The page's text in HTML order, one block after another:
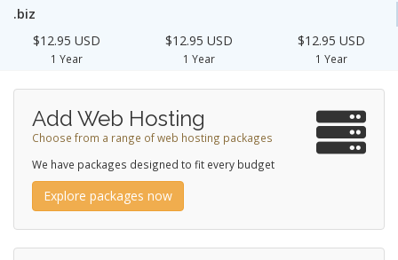
.biz
$12.95 USD
1 Year
$12.95 USD
1 Year
$12.95 USD
1 Year
Add Web Hosting
Choose from a range of web hosting packages
We have packages designed to fit every budget
Explore packages now